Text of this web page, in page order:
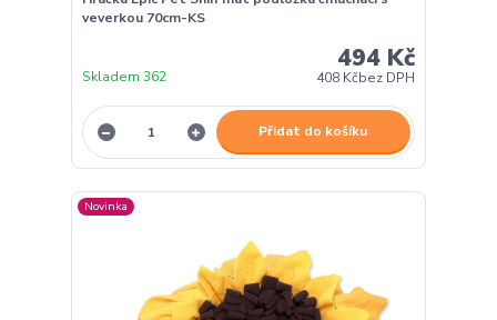
veverkou 70cm-KS
494 Kč
408 Kčbez DPH
Skladem 362
Přidat do košíku
Novinka